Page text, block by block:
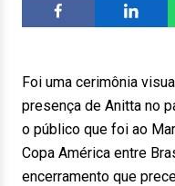
Foi uma cerimônia
presença de Anitta no
o público que foi ao
Copa América entre
encerramento que